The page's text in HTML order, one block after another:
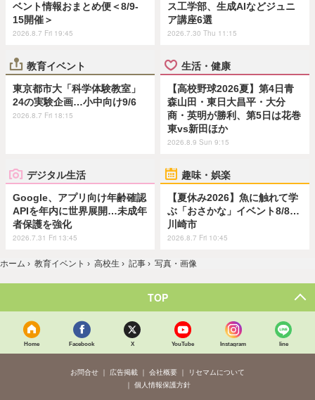
ベント情報おまとめ便＜8/9-
15開催＞
2026.8.7 Fri 19:45
ス工学部、生成AIなどジュニ
ア講座6選
2026.7.30 Thu 11:15
教育イベント
東京都市大「科学体験教室」
24の実験企画…小中向け9/6
2026.8.7 Fri 18:15
生活・健康
【高校野球2026夏】第4日青
森山田・東日大昌平・大分
商・英明が勝利、第5日は花巻
東vs新田ほか
2026.8.9 Sun 9:15
デジタル生活
Google、アプリ向け年齢確認
APIを年内に世界展開…未成年
者保護を強化
2026.7.31 Fri 13:45
趣味・娯楽
【夏休み2026】魚に触れて学
ぶ「おさかな」イベント8/8…
川崎市
2026.8.7 Fri 10:45
ホーム › 教育イベント › 高校生 › 記事 › 写真・画像
TOP
Home Facebook X YouTube Instagram line
お問合せ 広告掲載 会社概要
リセマムについて
個人情報保護方針